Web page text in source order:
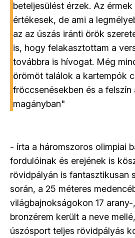
beteljesülést érzek. Az
értékesek, de ami a
az az úszás iránti örök
is, hogy felakasztottam a
továbbra is hívogat. Még
örömöt találok a kartempók
fröccsenésekben és a
magányban"
- írta a háromszoros olimpiai
fordulóinak és erejének is
rövidpályán is fantasztikusan
során, a 25 méteres
világbajnokságokon 17
bronzérem került a neve
úszósport teljes rövidpályás